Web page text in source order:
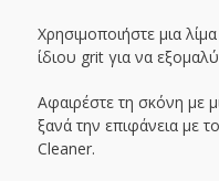
Χρησιμοποιήστε μια
ίδιου grit για να
Αφαιρέστε τη σκόνη με
ξανά την επιφάνεια με
Cleaner.